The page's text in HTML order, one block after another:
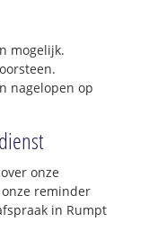
mogelijk.
nagelopen op
onze
reminder
in Rumpt